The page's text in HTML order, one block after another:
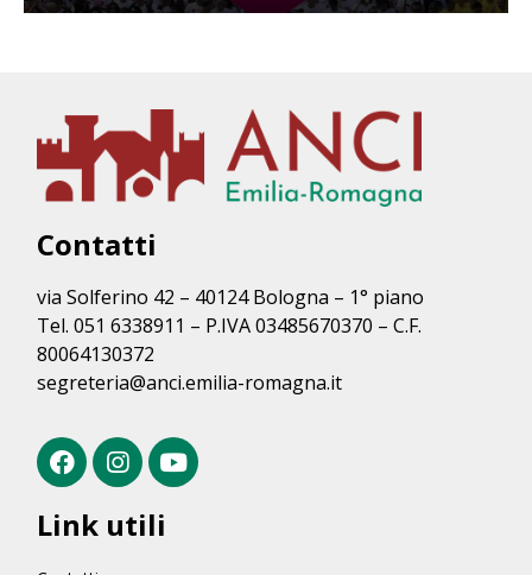
Contatti
via Solferino 42 – 40124 Bologna – 1° piano
Tel. 051 6338911 – P.IVA 03485670370 – C.F.
80064130372
segreteria@anci.emilia-romagna.it
Link utili